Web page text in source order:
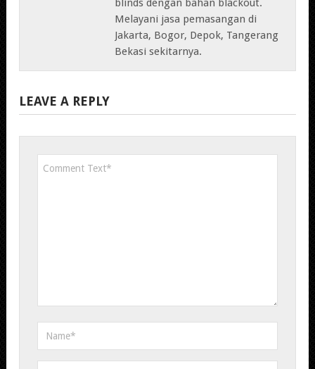
blinds dengan bahan blackout.
Melayani jasa pemasangan di
Jakarta, Bogor, Depok, Tangerang
Bekasi sekitarnya.
LEAVE A REPLY